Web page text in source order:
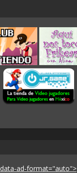
data-ad-format="auto">